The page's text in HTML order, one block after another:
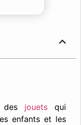
des jouetsqui
enfants et les